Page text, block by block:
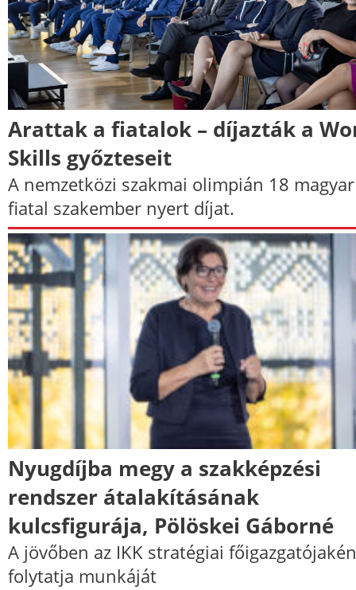
Arattak a fiatalok – díjazták a
Skills győzteseit
A nemzetközi szakmai olimpián 18 magyar
fiatal szakember nyert díjat.
Nyugdíjba megy a szakképzési
rendszer átalakításának
kulcsfigurája, Pölöskei Gáborné
A jövőben az IKK stratégiai
folytatja munkáját